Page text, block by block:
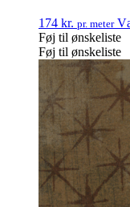
174 kr. pr. meter
Føj til ønskeliste
Føj til ønskeliste